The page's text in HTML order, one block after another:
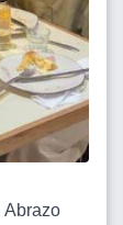
Abrazo